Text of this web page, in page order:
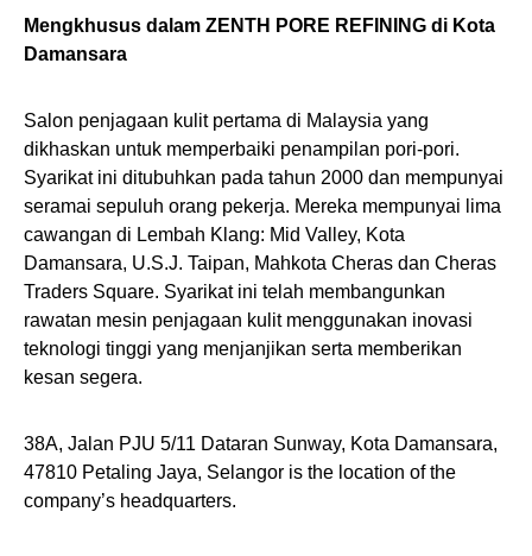
Mengkhusus dalam ZENTH PORE REFINING di Kota
Damansara
Salon penjagaan kulit pertama di Malaysia yang
dikhaskan untuk memperbaiki penampilan pori-pori.
Syarikat ini ditubuhkan pada tahun 2000 dan mempunyai
seramai sepuluh orang pekerja. Mereka mempunyai lima
cawangan di Lembah Klang: Mid Valley, Kota
Damansara, U.S.J. Taipan, Mahkota Cheras dan Cheras
Traders Square. Syarikat ini telah membangunkan
rawatan mesin penjagaan kulit menggunakan inovasi
teknologi tinggi yang menjanjikan serta memberikan
kesan segera.
38A, Jalan PJU 5/11 Dataran Sunway, Kota Damansara,
47810 Petaling Jaya, Selangor is the location of the
company’s headquarters.